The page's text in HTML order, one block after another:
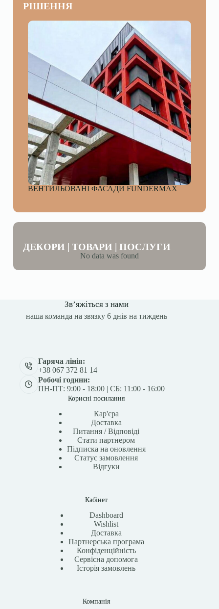
РІШЕННЯ
ВЕНТИЛЬОВАНІ ФАСАДИ FUNDERMAX
ДЕКОРИ | ТОВАРИ | ПОСЛУГИ
No data was found
Зв’яжіться з нами
наша команда на звязку 6 днів на тиждень
Гаряча лінія:
+38 067 372 81 14
Робочі години:
ПН-ПТ: 9:00 - 18:00 | СБ: 11:00 - 16:00
Корисні посилання
Кар'єра
Доставка
Питання / Відповіді
Стати партнером
Підписка на оновлення
Статус замовлення
Відгуки
Кабінет
Dashboard
Wishlist
Доставка
Партнерська програма
Конфіденційність
Сервісна допомога
Історія замовлень
Компанія